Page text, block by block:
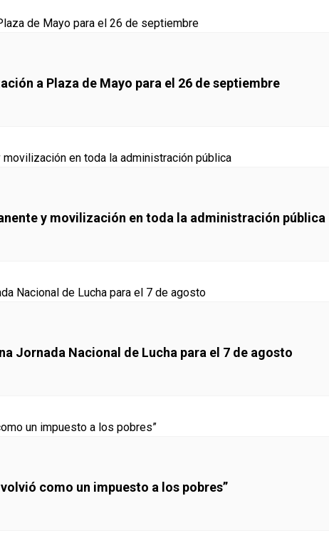
a Plaza de Mayo para el 26 de septiembre
y movilización en toda la administración pública
Jornada Nacional de Lucha para el 7 de agosto
como un impuesto a los pobres”